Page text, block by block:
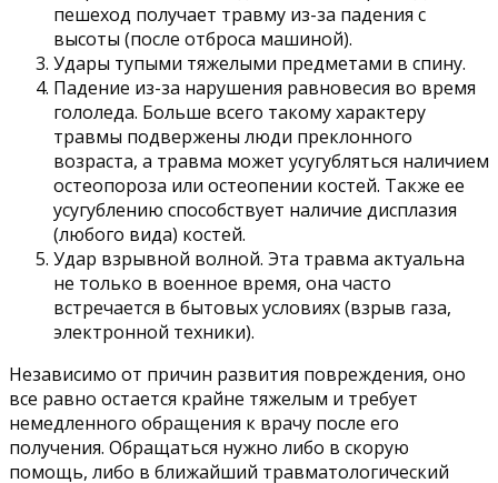
пешеход получает травму из-за падения с
высоты (после отброса машиной).
Удары тупыми тяжелыми предметами в спину.
Падение из-за нарушения равновесия во время
гололеда. Больше всего такому характеру
травмы подвержены люди преклонного
возраста, а травма может усугубляться наличием
остеопороза или остеопении костей. Также ее
усугублению способствует наличие дисплазия
(любого вида) костей.
Удар взрывной волной. Эта травма актуальна
не только в военное время, она часто
встречается в бытовых условиях (взрыв газа,
электронной техники).
Независимо от причин развития повреждения, оно
все равно остается крайне тяжелым и требует
немедленного обращения к врачу после его
получения. Обращаться нужно либо в скорую
помощь, либо в ближайший травматологический